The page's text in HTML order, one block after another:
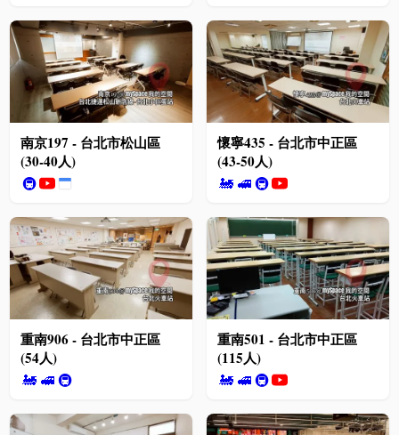
南京197 - 台北市松山區
(30-40人)
🚇
懷寧435 - 台北市中正區
(43-50人)
🚂 🚅🚇
重南906 - 台北市中正區
(54人)
🚂 🚅 🚇
重南501 - 台北市中正區
(115人)
🚂 🚅🚇